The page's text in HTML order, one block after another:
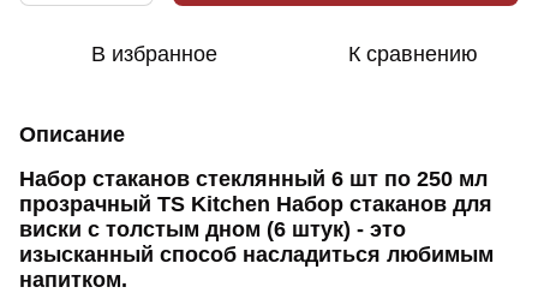
В избранное К сравнению
Описание
Набор стаканов стеклянный 6 шт по 250 мл
прозрачный TS Kitchen Набор стаканов для
виски с толстым дном (6 штук) - это
изысканный способ насладиться любимым
напитком.